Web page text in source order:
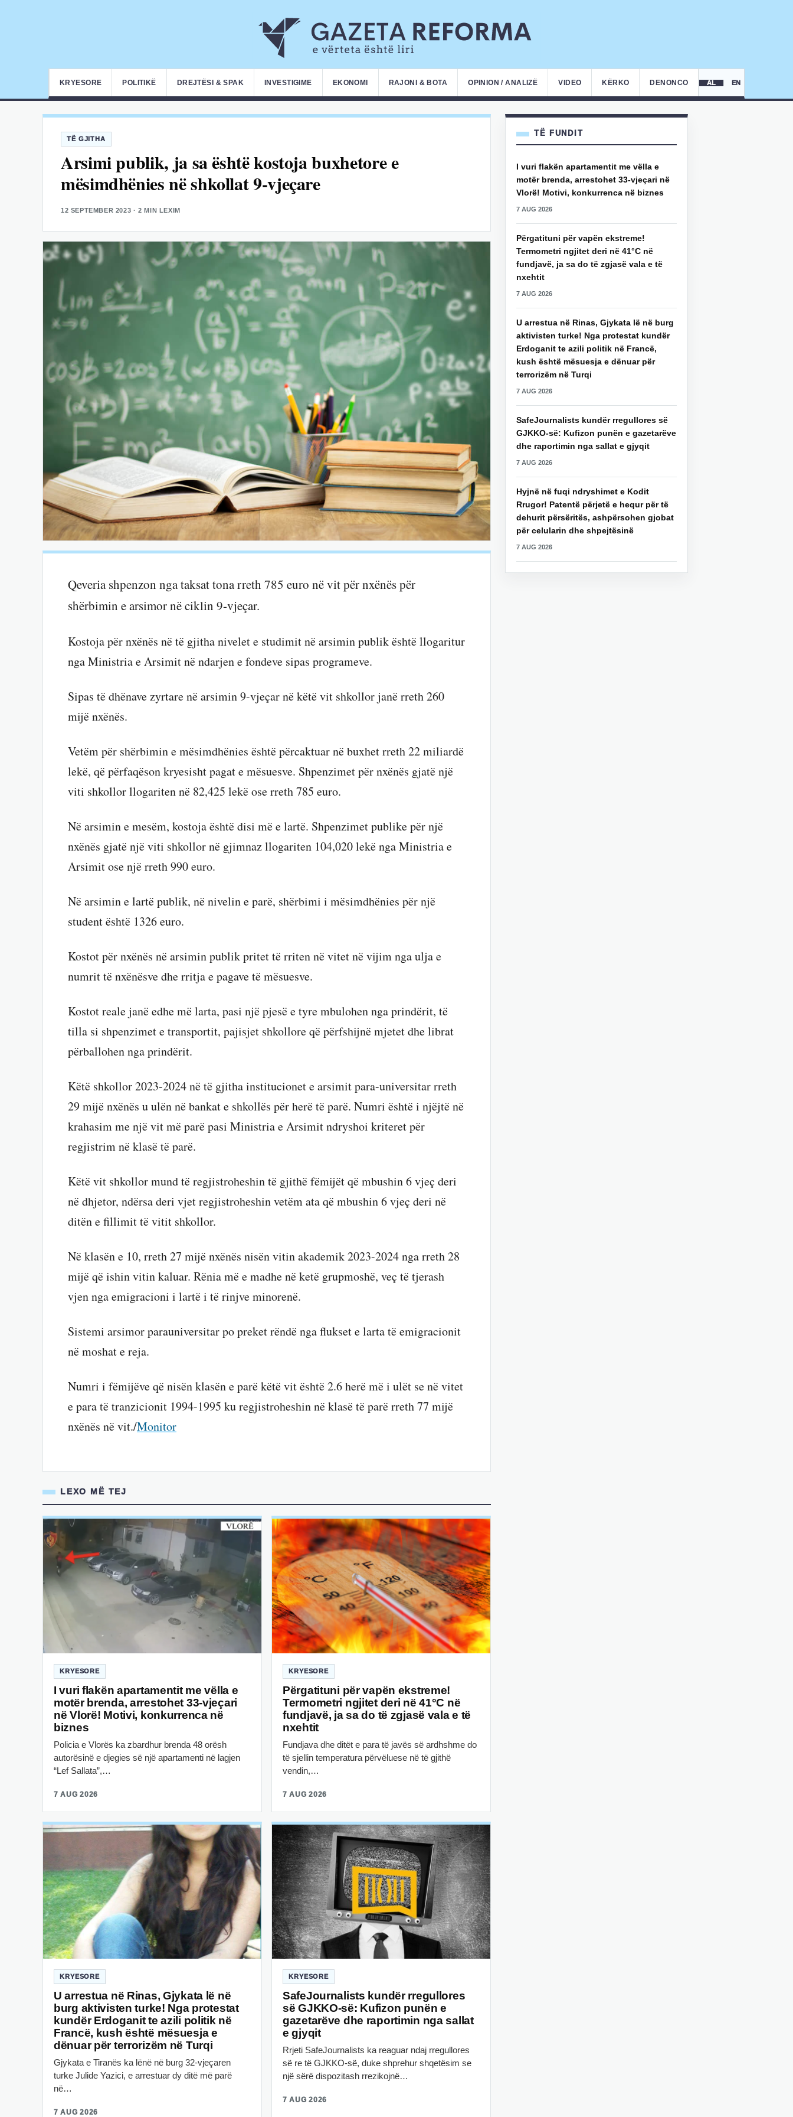
KRYESORE POLITIKË DREJTËSI & SPAK INVESTIGIME EKONOMI RAJONI & BOTA OPINION / ANALIZË VIDEO KËRKO DENONCO AL EN
TË GJITHA
Arsimi publik, ja sa është kostoja buxhetore e
mësimdhënies në shkollat 9-vjeçare
12 SEPTEMBER 2023 · 2 MIN LEXIM
Qeveria shpenzon nga taksat tona rreth 785 euro në vit për nxënës për
shërbimin e arsimor në ciklin 9-vjeçar.
Kostoja për nxënës në të gjitha nivelet e studimit në arsimin publik është llogaritur
nga Ministria e Arsimit në ndarjen e fondeve sipas programeve.
Sipas të dhënave zyrtare në arsimin 9-vjeçar në këtë vit shkollor janë rreth 260
mijë nxënës.
Vetëm për shërbimin e mësimdhënies është përcaktuar në buxhet rreth 22 miliardë
lekë, që përfaqëson kryesisht pagat e mësuesve. Shpenzimet për nxënës gjatë një
viti shkollor llogariten në 82,425 lekë ose rreth 785 euro.
Në arsimin e mesëm, kostoja është disi më e lartë. Shpenzimet publike për një
nxënës gjatë një viti shkollor në gjimnaz llogariten 104,020 lekë nga Ministria e
Arsimit ose një rreth 990 euro.
Në arsimin e lartë publik, në nivelin e parë, shërbimi i mësimdhënies për një
student është 1326 euro.
Kostot për nxënës në arsimin publik pritet të rriten në vitet në vijim nga ulja e
numrit të nxënësve dhe rritja e pagave të mësuesve.
Kostot reale janë edhe më larta, pasi një pjesë e tyre mbulohen nga prindërit, të
tilla si shpenzimet e transportit, pajisjet shkollore që përfshijnë mjetet dhe librat
përballohen nga prindërit.
Këtë shkollor 2023-2024 në të gjitha institucionet e arsimit para-universitar rreth
29 mijë nxënës u ulën në bankat e shkollës për herë të parë. Numri është i njëjtë në
krahasim me një vit më parë pasi Ministria e Arsimit ndryshoi kriteret për
regjistrim në klasë të parë.
Këtë vit shkollor mund të regjistroheshin të gjithë fëmijët që mbushin 6 vjeç deri
në dhjetor, ndërsa deri vjet regjistroheshin vetëm ata që mbushin 6 vjeç deri në
ditën e fillimit të vitit shkollor.
Në klasën e 10, rreth 27 mijë nxënës nisën vitin akademik 2023-2024 nga rreth 28
mijë që ishin vitin kaluar. Rënia më e madhe në ketë grupmoshë, veç të tjerash
vjen nga emigracioni i lartë i të rinjve minorenë.
Sistemi arsimor parauniversitar po preket rëndë nga flukset e larta të emigracionit
në moshat e reja.
Numri i fëmijëve që nisën klasën e parë këtë vit është 2.6 herë më i ulët se në vitet
e para të tranzicionit 1994-1995 ku regjistroheshin në klasë të parë rreth 77 mijë
nxënës në vit./Monitor
LEXO MË TEJ
KRYESORE
I vuri flakën apartamentit me vëlla e
motër brenda, arrestohet 33-vjeçari
në Vlorë! Motivi, konkurrenca në
biznes
Policia e Vlorës ka zbardhur brenda 48 orësh
autorësinë e djegies së një apartamenti në lagjen
“Lef Sallata”,…
7 AUG 2026
KRYESORE
Përgatituni për vapën ekstreme!
Termometri ngjitet deri në 41°C në
fundjavë, ja sa do të zgjasë vala e të
nxehtit
Fundjava dhe ditët e para të javës së ardhshme do
të sjellin temperatura përvëluese në të gjithë
vendin,…
7 AUG 2026
KRYESORE
U arrestua në Rinas, Gjykata lë në
burg aktivisten turke! Nga protestat
kundër Erdoganit te azili politik në
Francë, kush është mësuesja e
dënuar për terrorizëm në Turqi
Gjykata e Tiranës ka lënë në burg 32-vjeçaren
turke Julide Yazici, e arrestuar dy ditë më parë
në…
7 AUG 2026
KRYESORE
SafeJournalists kundër rregullores
së GJKKO-së: Kufizon punën e
gazetarëve dhe raportimin nga sallat
e gjyqit
Rrjeti SafeJournalists ka reaguar ndaj rregullores
së re të GJKKO-së, duke shprehur shqetësim se
një sërë dispozitash rrezikojnë…
7 AUG 2026
TË FUNDIT
I vuri flakën apartamentit me vëlla e
motër brenda, arrestohet 33-vjeçari në
Vlorë! Motivi, konkurrenca në biznes
7 AUG 2026
Përgatituni për vapën ekstreme!
Termometri ngjitet deri në 41°C në
fundjavë, ja sa do të zgjasë vala e të
nxehtit
7 AUG 2026
U arrestua në Rinas, Gjykata lë në burg
aktivisten turke! Nga protestat kundër
Erdoganit te azili politik në Francë,
kush është mësuesja e dënuar për
terrorizëm në Turqi
7 AUG 2026
SafeJournalists kundër rregullores së
GJKKO-së: Kufizon punën e gazetarëve
dhe raportimin nga sallat e gjyqit
7 AUG 2026
Hyjnë në fuqi ndryshimet e Kodit
Rrugor! Patentë përjetë e hequr për të
dehurit përsëritës, ashpërsohen gjobat
për celularin dhe shpejtësinë
7 AUG 2026